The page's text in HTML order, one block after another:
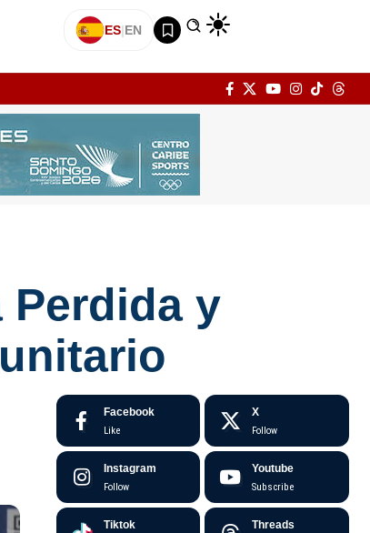
ES|EN
Perdida y
Facebook
Like
X
Follow
Instagram
Follow
Youtube
Subscribe
Tiktok Threads